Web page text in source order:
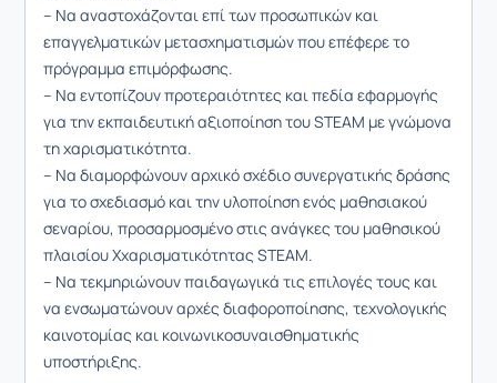
– Να αναστοχάζονται επί των προσωπικών και
επαγγελματικών μετασχηματισμών που επέφερε το
πρόγραμμα επιμόρφωσης.
– Να εντοπίζουν προτεραιότητες και πεδία εφαρμογής
για την εκπαιδευτική αξιοποίηση του STEAM με γνώμονα
τη χαρισματικότητα.
– Να διαμορφώνουν αρχικό σχέδιο συνεργατικής δράσης
για το σχεδιασμό και την υλοποίηση ενός μαθησιακού
σεναρίου, προσαρμοσμένο στις ανάγκες του μαθησικού
πλαισίου Χχαρισματικότητας STEAM.
– Να τεκμηριώνουν παιδαγωγικά τις επιλογές τους και
να ενσωματώνουν αρχές διαφοροποίησης, τεχνολογικής
καινοτομίας και κοινωνικοσυναισθηματικής
υποστήριξης.